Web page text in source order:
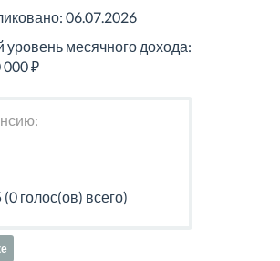
06.07.2026
месячного дохода:
000 ₽
(0 голос(ов) всего)